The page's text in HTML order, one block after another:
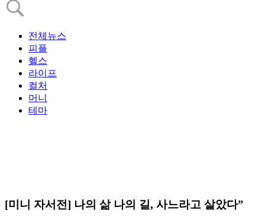
전체뉴스
피플
헬스
라이프
컬처
머니
테마
[미니 자서전] 나의 삶 나의 길, 사느라고 살았다”